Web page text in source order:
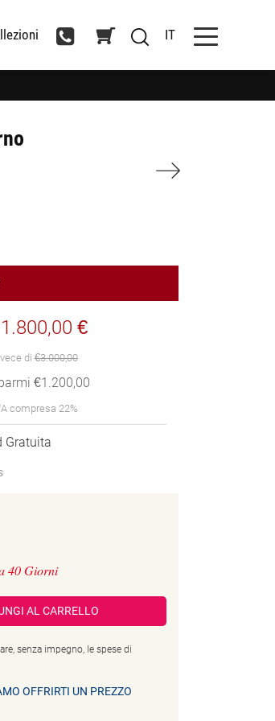
IT
1.800,00 €
di€3.000,00
€1.200,00
compresa 22%
Gratuita
40 Giorni
AL CARRELLO
senza impegno, le spese di
OFFRIRTI UN PREZZO